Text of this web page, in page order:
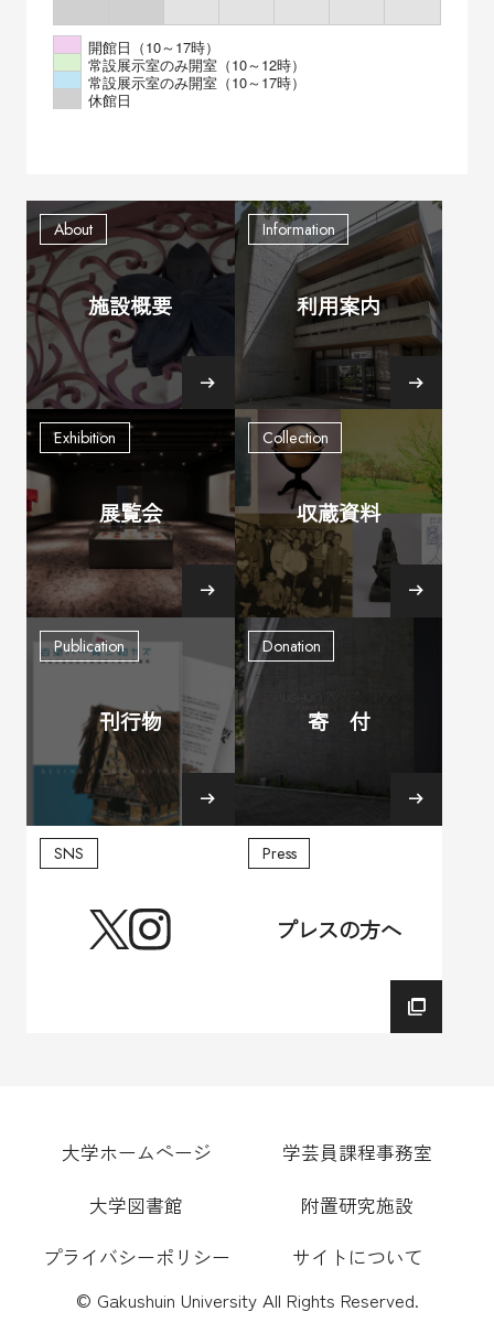
開館日（10～17時）
常設展示室のみ開室（10～12時）
常設展示室のみ開室（10～17時）
休館日
施設概要 利用案内
展覧会 収蔵資料
刊行物 寄 付
プレスの方へ
大学ホームページ
学芸員課程事務室
大学図書館
附置研究施設
プライバシーポリシー
サイトについて
© Gakushuin University All Rights Reserved.